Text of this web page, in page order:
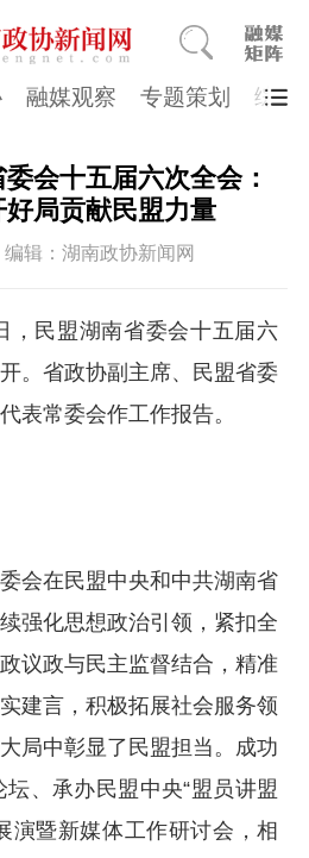
融媒观察 专题策划 综合
会十五届六次全会：
局贡献民盟力量
编辑：湖南政协新闻网
，民盟湖南省委会十五届六
。省政协副主席、民盟省委
表常委会作工作报告。
会在民盟中央和中共湖南省
强化思想政治引领，紧扣全
议政与民主监督结合，精准
建言，积极拓展社会服务领
局中彰显了民盟担当。成功
、承办民盟中央“盟员讲盟
演暨新媒体工作研讨会，相